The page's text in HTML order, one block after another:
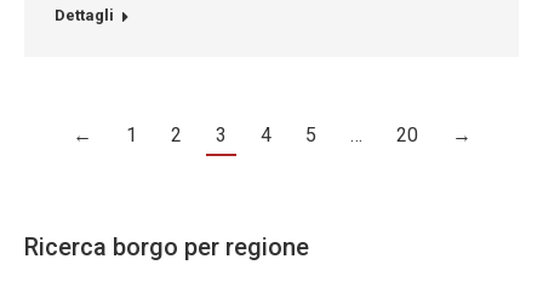
Dettagli
← 1 2 3 4 5 … 20 →
Ricerca borgo per regione